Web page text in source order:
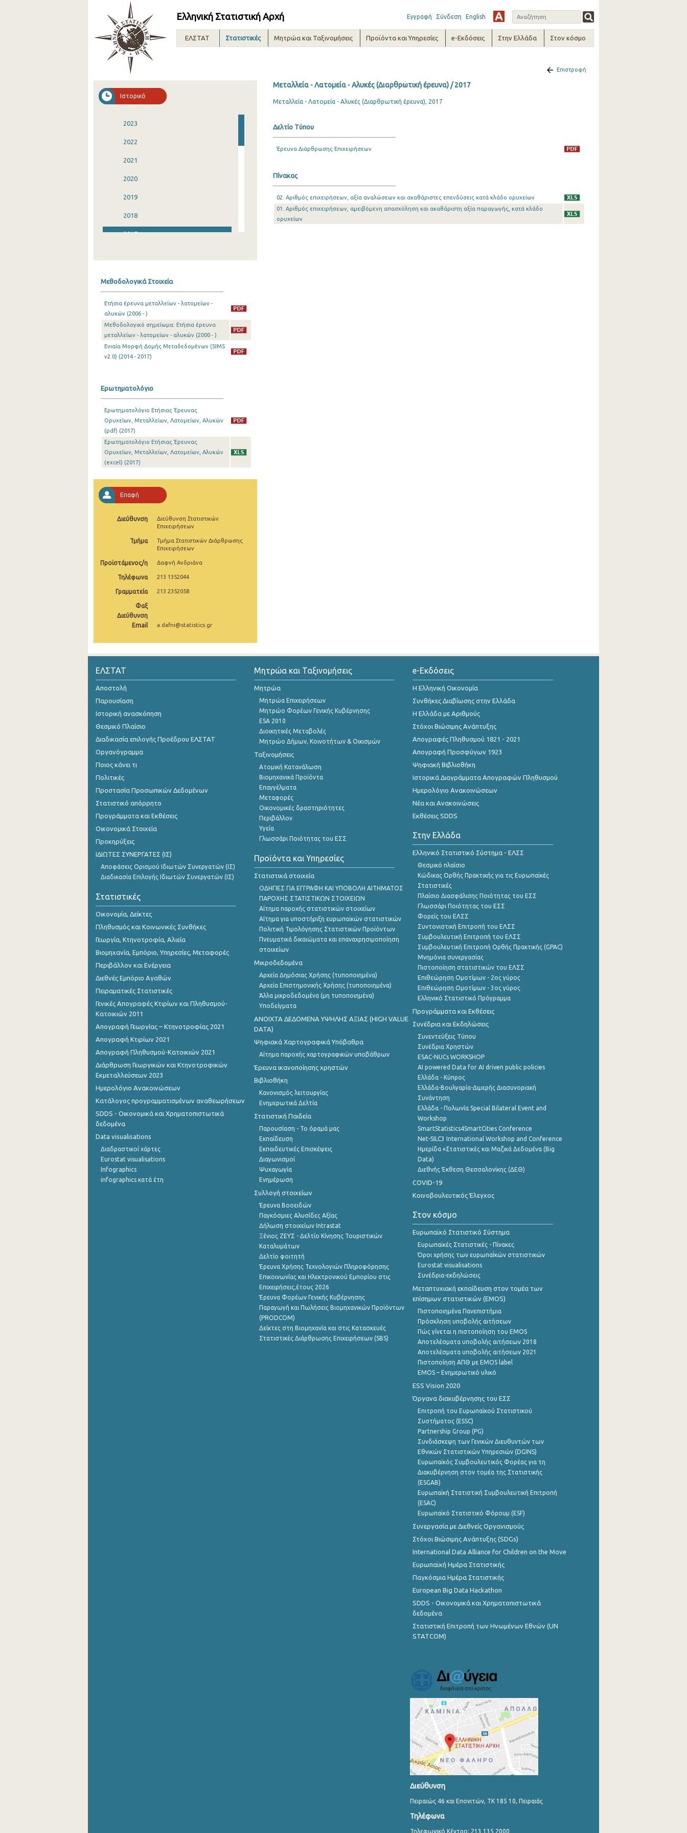
Ελληνική Στατιστική Αρχή Εγγραφή Σύνδεση English
ΕΛΣΤΑΤ Στατιστικές Μητρώα και Ταξινομήσεις Προϊόντα και Υπηρεσίες e-Εκδόσεις Στην Ελλάδα Στον κόσμο
Ιστορικό
2023
2022
2021
2020
2019
2018
2017
2013
2012
2011
2008
2007
2006
2005
2003
Μεθοδολογικά Στοιχεία
Ετήσια έρευνα μεταλλείων - λατομείων -
αλυκών (2006 - )
Μεθοδολογικό σημείωμα: Ετήσια έρευνα
μεταλλείων - λατομείων - αλυκών (2000 - )
Ενιαία Μορφή Δομής Μεταδεδομένων (SIMS
v2.0) (2014 - 2017)
Ερωτηματολόγιο
Ερωτηματολόγιο Ετήσιας Έρευνας
Ορυχείων, Μεταλλείων, Λατομείων, Αλυκών
(pdf) (2017)
Ερωτηματολόγιο Ετήσιας Έρευνας
Ορυχείων, Μεταλλείων, Λατομείων, Αλυκών
(excel) (2017)
Επαφή
Διεύθυνση
Διεύθυνση Στατιστικών
Επιχειρήσεων
Τμήμα
Τμήμα Στατιστικών Διάρθρωσης
Επιχειρήσεων
Προϊστάμενος/η Δαφνή Ανδριάνα
Τηλέφωνα 213 1352044
Γραμματεία 213 2352058
Φαξ
Διεύθυνση
Email
a.dafni@statistics.gr
Επιστροφή
Μεταλλεία - Λατομεία - Αλυκές (Διαρθρωτική έρευνα) / 2017
Μεταλλεία - Λατομεία - Αλυκές (Διαρθρωτική έρευνα), 2017
Δελτίο Τύπου
Έρευνα Διάρθρωσης Επιχειρήσεων
Πίνακας
02. Αριθμός επιχειρήσεων, αξία αναλώσεων και ακαθάριστες επενδύσεις κατά κλάδο ορυχείων
01. Αριθμός επιχειρήσεων, αμειβόμενη απασχόληση και ακαθάριστη αξία παραγωγής, κατά κλάδο
ορυχείων
ΕΛΣΤΑΤ
Αποστολή
Παρουσίαση
Ιστορική ανασκόπηση
Θεσμικό Πλαίσιο
Διαδικασία επιλογής Προέδρου ΕΛΣΤΑΤ
Οργανόγραμμα
Ποιος κάνει τι
Πολιτικές
Προστασία Προσωπικών Δεδομένων
Στατιστικό απόρρητο
Προγράμματα και Εκθέσεις
Οικονομικά Στοιχεία
Προκηρύξεις
ΙΔΙΩΤΕΣ ΣΥΝΕΡΓΑΤΕΣ (ΙΣ)
Αποφάσεις Ορισμού Ιδιωτών Συνεργατών (ΙΣ)
Διαδικασία Επιλογής Ιδιωτών Συνεργατών (ΙΣ)
Στατιστικές
Οικονομία, Δείκτες
Πληθυσμός και Κοινωνικές Συνθήκες
Γεωργία, Κτηνοτροφία, Αλιεία
Βιομηχανία, Εμπόριο, Υπηρεσίες, Μεταφορές
Περιβάλλον και Ενέργεια
Διεθνές Εμπόριο Αγαθών
Πειραματικές Στατιστικές
Γενικές Απογραφές Κτιρίων και Πληθυσμού-
Κατοικιών 2011
Απογραφή Γεωργίας – Κτηνοτροφίας 2021
Απογραφή Κτιρίων 2021
Απογραφή Πληθυσμού-Κατοικιών 2021
Διάρθρωση Γεωργικών και Κτηνοτροφικών
Εκμεταλλεύσεων 2023
Ημερολόγιο Ανακοινώσεων
Κατάλογος προγραμματισμένων αναθεωρήσεων
SDDS - Οικονομικά και Χρηματοπιστωτικά
δεδομένα
Data visualisations
Διαδραστικοί χάρτες
Eurostat visualisations
Infographics
infographics κατά έτη
Μητρώα και Ταξινομήσεις
Μητρώα
Μητρώα Επιχειρήσεων
Μητρώο Φορέων Γενικής Κυβέρνησης
ESA 2010
Διοικητικές Μεταβολές
Μητρώο Δήμων, Κοινοτήτων & Οικισμών
Ταξινομήσεις
Ατομική Κατανάλωση
Βιομηχανικά Προϊόντα
Επαγγέλματα
Μεταφορές
Οικονομικές δραστηριότητες
Περιβάλλον
Υγεία
Γλωσσάρι Ποιότητας του ΕΣΣ
Προϊόντα και Υπηρεσίες
Στατιστικά στοιχεία
ΟΔΗΓΙΕΣ ΓΙΑ ΕΓΓΡΑΦΗ ΚΑΙ ΥΠΟΒΟΛΗ ΑΙΤΗΜΑΤΟΣ
ΠΑΡΟΧΗΣ ΣΤΑΤΙΣΤΙΚΩΝ ΣΤΟΙΧΕΙΩΝ
Αίτημα παροχής στατιστικών στοιχείων
Αίτημα για υποστήριξη ευρωπαϊκών στατιστικών
Πολιτική Τιμολόγησης Στατιστικών Προϊόντων
Πνευματικά δικαιώματα και επαναχρησιμοποίηση
στοιχείων
Μικροδεδομένα
Αρχεία Δημόσιας Χρήσης (τυποποιημένα)
Αρχεία Επιστημονικής Χρήσης (τυποποιημένα)
Άλλα μικροδεδομένα (μη τυποποιημένα)
Υποδείγματα
ANOIXTA ΔΕΔΟΜΕΝΑ ΥΨΗΛΗΣ ΑΞΙΑΣ (HIGH VALUE
DATA)
Ψηφιακά Χαρτογραφικά Υπόβαθρα
Αίτημα παροχής χαρτογραφικών υποβάθρων
Έρευνα ικανοποίησης χρηστών
Βιβλιοθήκη
Κανονισμός λειτουργίας
Ενημερωτικά Δελτία
Στατιστική Παιδεία
Παρουσίαση - Το όραμά μας
Εκπαίδευση
Εκπαιδευτικές Επισκέψεις
Διαγωνισμοί
Ψυχαγωγία
Ενημέρωση
Συλλογή στοιχείων
Έρευνα Βοοειδών
Παγκόσμιες Αλυσίδες Αξίας
Δήλωση στοιχείων Intrastat
Ξένιος ΖΕΥΣ - Δελτίο Κίνησης Τουριστικών
Καταλυμάτων
Δελτίο φοιτητή
Έρευνα Χρήσης Τεχνολογιών Πληροφόρησης
Επικοινωνίας και Ηλεκτρονικού Εμπορίου στις
Επιχειρήσεις,έτους 2026
Έρευνα Φορέων Γενικής Κυβέρνησης
Παραγωγή και Πωλήσεις Βιομηχανικών Προϊόντων
(PRODCOM)
Δείκτες στη Βιομηχανία και στις Κατασκευές
Στατιστικές Διάρθρωσης Επιχειρήσεων (SBS)
e-Εκδόσεις
Η Ελληνική Οικονομία
Συνθήκες Διαβίωσης στην Ελλάδα
Η Ελλάδα με Αριθμούς
Στόχοι Βιώσιμης Ανάπτυξης
Απογραφές Πληθυσμού 1821 - 2021
Απογραφή Προσφύγων 1923
Ψηφιακή Βιβλιοθήκη
Ιστορικά Διαγράμματα Απογραφών Πληθυσμού
Ημερολόγιο Ανακοινώσεων
Νέα και Ανακοινώσεις
Εκθέσεις SDDS
Στην Ελλάδα
Ελληνικό Στατιστικό Σύστημα - ΕΛΣΣ
Θεσμικό πλαίσιο
Κώδικας Ορθής Πρακτικής για τις Ευρωπαϊκές
Στατιστικές
Πλαίσιο Διασφάλισης Ποιότητας του ΕΣΣ
Γλωσσάρι Ποιότητας του ΕΣΣ
Φορείς του ΕΛΣΣ
Συντονιστική Επιτροπή του ΕΛΣΣ
Συμβουλευτική Επιτροπή του ΕΛΣΣ
Συμβουλευτική Επιτροπή Ορθής Πρακτικής (GPAC)
Μνημόνια συνεργασίας
Πιστοποίηση στατιστικών του ΕΛΣΣ
Επιθεώρηση Ομοτίμων - 2ος γύρος
Επιθεώρηση Ομοτίμων - 3ος γύρος
Ελληνικό Στατιστικό Πρόγραμμα
Προγράμματα και Εκθέσεις
Συνέδρια και Εκδηλώσεις
Συνεντεύξεις Τύπου
Συνέδρια Χρηστών
ESAC-NUCs WORKSHOP
AI powered Data for AI driven public policies
Ελλάδα - Κύπρος
Ελλάδα-Βουλγαρία-Διμερής Διασυνοριακή
Συνάντηση
Ελλάδα - Πολωνία Special Bilateral Event and
Workshop
SmartStatistics4SmartCities Conference
Net-SILC3 International Workshop and Conference
Ημερίδα «Στατιστικές και Μαζικά Δεδομένα (Big
Data)
Διεθνής Έκθεση Θεσσαλονίκης (ΔΕΘ)
COVID-19
Κοινοβουλευτικός Έλεγχος
Στον κόσμο
Ευρωπαϊκό Στατιστικό Σύστημα
Ευρωπαϊκές Στατιστικές - Πίνακες
Όροι χρήσης των ευρωπαΪκών στατιστικών
Eurostat visualisations
Συνέδρια-εκδηλώσεις
Μεταπτυχιακή εκπαίδευση στον τομέα των
επίσημων στατιστικών (EMOS)
Πιστοποιημένα Πανεπιστήμια
Πρόσκληση υποβολής αιτήσεων
Πώς γίνεται η πιστοποίηση του EMOS
Αποτελέσματα υποβολής αιτήσεων 2018
Αποτελέσματα υποβολής αιτήσεων 2021
Πιστοποίηση ΑΠΘ με EMOS label
EMOS – Ενημερωτικό υλικό
ESS Vision 2020
Όργανα διακυβέρνησης του ΕΣΣ
Επιτροπή του Ευρωπαϊκού Στατιστικού
Συστήματος (ESSC)
Partnership Group (PG)
Συνδιάσκεψη των Γενικών Διευθυντών των
Εθνικών Στατιστικών Υπηρεσιών (DGINS)
Ευρωπαϊκός Συμβουλευτικός Φορέας για τη
Διακυβέρνηση στον τομέα της Στατιστικής
(ESGAB)
Ευρωπαϊκή Στατιστική Συμβουλευτική Επιτροπή
(ESAC)
Ευρωπαϊκό Στατιστικό Φόρουμ (ESF)
Συνεργασία με Διεθνείς Οργανισμούς
Στόχοι Βιώσιμης Ανάπτυξης (SDGs)
International Data Alliance for Children on the Move
Ευρωπαϊκή Ημέρα Στατιστικής
Παγκόσμια Ημέρα Στατιστικής
European Big Data Hackathon
SDDS - Οικονομικά και Χρηματοπιστωτικά
δεδομένα
Στατιστική Επιτροπή των Ηνωμένων Εθνών (UN
STATCOM)
Διεύθυνση
Πειραιώς 46 και Επονιτών, ΤΚ 185 10, Πειραιάς
Τηλέφωνα
Τηλεφωνικό Κέντρο: 213 135 2000